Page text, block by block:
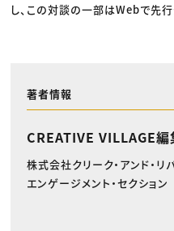
し、この対談の一部はWebで先
著者情報
CREATIVE VILLAGE編
株式会社クリーク・アンド・リ
エンゲージメント・セクション